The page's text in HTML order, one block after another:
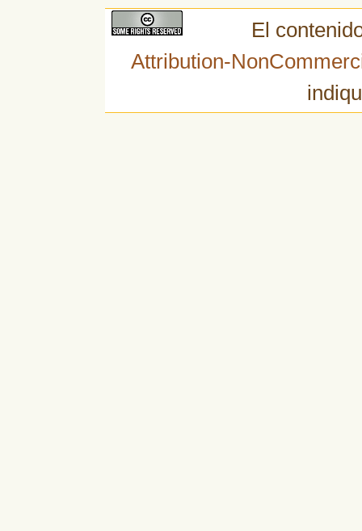
El
Attribution-